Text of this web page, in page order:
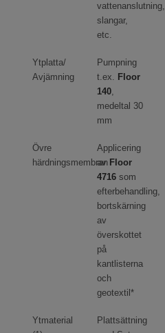
vattenanslutning,
slangar,
etc.
Ytplatta/
Avjämning
Pumpning
t.ex. Floor
140,
medeltal 30
mm
Övre
härdningsmembran
Applicering
av Floor
4716som
efterbehandling,
bortskärning
av
överskottet
på
kantlisterna
och
geotextil*
Ytmaterial
Plattsättning